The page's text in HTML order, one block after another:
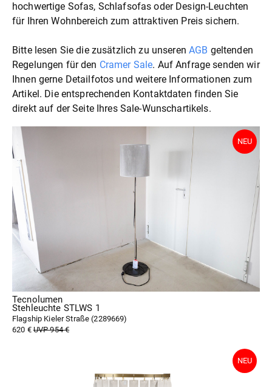
hochwertige Sofas, Schlafsofas oder Design-Leuchten
für Ihren Wohnbereich zum attraktiven Preis sichern.
Bitte lesen Sie die zusätzlich zu unserenAGB geltenden
Regelungen für den Cramer Sale. Auf Anfrage senden wir
Ihnen gerne Detailfotos und weitere Informationen zum
Artikel. Die entsprechenden Kontaktdaten finden Sie
direkt auf der Seite Ihres Sale-Wunschartikels.
Tecnolumen
Stehleuchte STLWS 1
Flagship Kieler Straße (2289669)
620 €UVP 954 €